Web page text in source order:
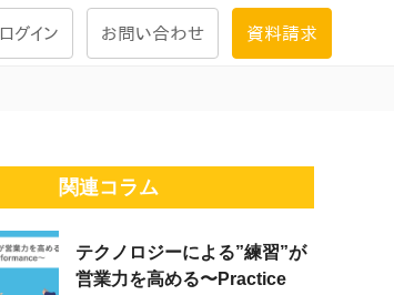
学習ツール
試験を受ける
ログイン お問い合わせ 資料請求
関連コラム
テクノロジーによる”練習”が
営業力を高める〜Practice